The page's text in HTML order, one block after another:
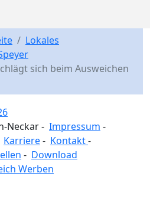
Lokales
sich beim Ausweichen
Neckar - Impressum -
Karriere- Kontakt-
- Download
Werben